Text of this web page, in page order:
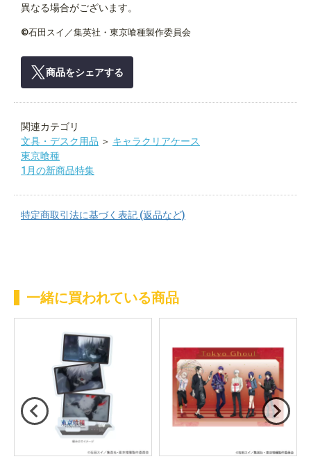
異なる場合がございます。
©石田スイ／集英社・東京喰種製作委員会
商品をシェアする
関連カテゴリ
文具・デスク用品 ＞ キャラクリアケース
東京喰種
1月の新商品特集
特定商取引法に基づく表記 (返品など)
一緒に買われている商品